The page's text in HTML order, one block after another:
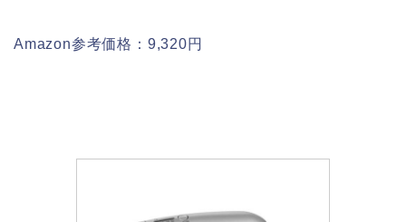
Amazon参考価格：9,320円